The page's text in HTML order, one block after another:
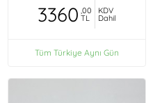
3360 ,00
TL
KDV
Dahil
Tüm Türkiye Aynı Gün